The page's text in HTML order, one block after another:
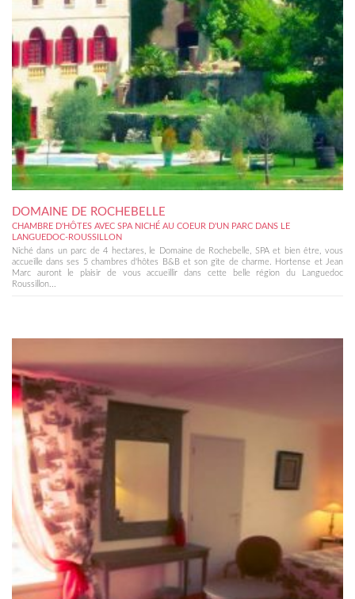
DOMAINE DE ROCHEBELLE
CHAMBRE D'HÔTES AVEC SPA NICHÉ AU COEUR D'UN PARC DANS LE
LANGUEDOC-ROUSSILLON
Niché dans un parc de 4 hectares, le Domaine de Rochebelle, SPA et bien être, vous
accueille dans ses 5 chambres d'hôtes B&B et son gîte de charme. Hortense et Jean
Marc auront le plaisir de vous accueillir dans cette belle région du Languedoc
Roussillon...